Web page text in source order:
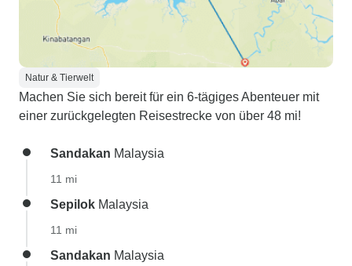
Natur & Tierwelt
Machen Sie sich bereit für ein 6-tägiges Abenteuer mit
einer zurückgelegten Reisestrecke von über 48 mi!
Sandakan Malaysia
11 mi
Sepilok Malaysia
11 mi
Sandakan Malaysia